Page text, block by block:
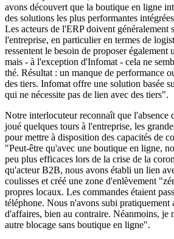
avons découvert que la boutique en ligne
des solutions les plus performantes
Les acteurs de l'ERP doivent généralement
l'entreprise, en particulier en termes de
ressentent le besoin de proposer également
mais - à l'exception d'Infomat - cela ne
thé. Résultat : un manque de performance
des tiers. Infomat offre une solution basée
qui ne nécessite pas de lien avec des tiers".
Notre interlocuteur reconnaît que l'absence
joué quelques tours à l'entreprise, les
pour mettre à disposition des capacités de
"Peut-être qu'avec une boutique en ligne,
peu plus efficaces lors de la crise de la
qu'acteur B2B, nous avons établi un lien
coulisses et créé une zone d'enlèvement
propres locaux. Les commandes étaient
téléphone. Nous n'avons subi pratiquement
d'affaires, bien au contraire. Néanmoins, je
autre blocage sans boutique en ligne".